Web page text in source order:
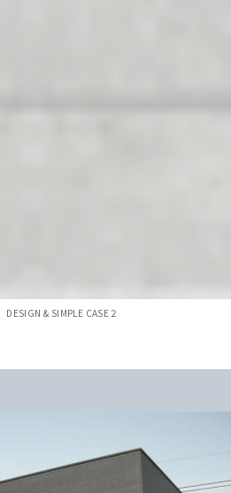
DESIGN & SIMPLE CASE２